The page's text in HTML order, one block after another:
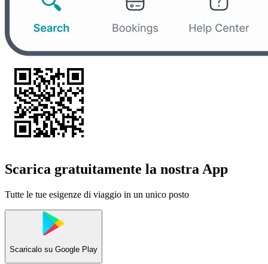
Scarica gratuitamente la nostra App
Tutte le tue esigenze di viaggio in un unico posto
Scaricalo su Google Play